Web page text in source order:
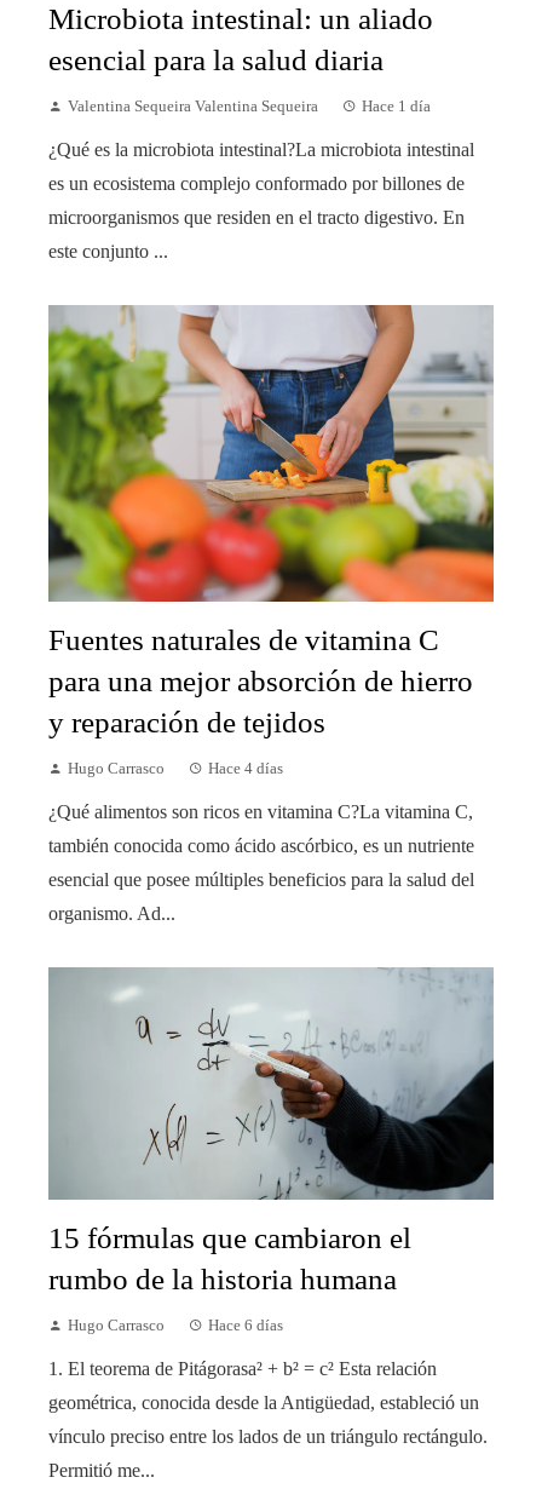
Microbiota intestinal: un aliado
esencial para la salud diaria
Valentina Sequeira Valentina Sequeira Hace 1 día
¿Qué es la microbiota intestinal?La microbiota intestinal
es un ecosistema complejo conformado por billones de
microorganismos que residen en el tracto digestivo. En
este conjunto ...
Fuentes naturales de vitamina C
para una mejor absorción de hierro
y reparación de tejidos
Hugo Carrasco Hace 4 días
¿Qué alimentos son ricos en vitamina C?La vitamina C,
también conocida como ácido ascórbico, es un nutriente
esencial que posee múltiples beneficios para la salud del
organismo. Ad...
15 fórmulas que cambiaron el
rumbo de la historia humana
Hugo Carrasco Hace 6 días
1. El teorema de Pitágorasa² + b² = c² Esta relación
geométrica, conocida desde la Antigüedad, estableció un
vínculo preciso entre los lados de un triángulo rectángulo.
Permitió me...